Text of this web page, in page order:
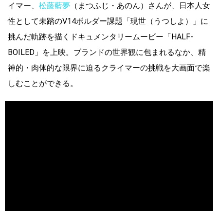
イマー、 松藤藍夢 （まつふじ・あのん）さんが、日本人女
性として未踏のV14ボルダー課題「現世（うつしよ）」に
挑んだ軌跡を描くドキュメンタリームービー「HALF-
BOILED」を上映。ブランドの世界観に包まれるなか、 精
神的・肉体的な限界に迫るクライマーの挑戦を大画面で楽
しむことができる。